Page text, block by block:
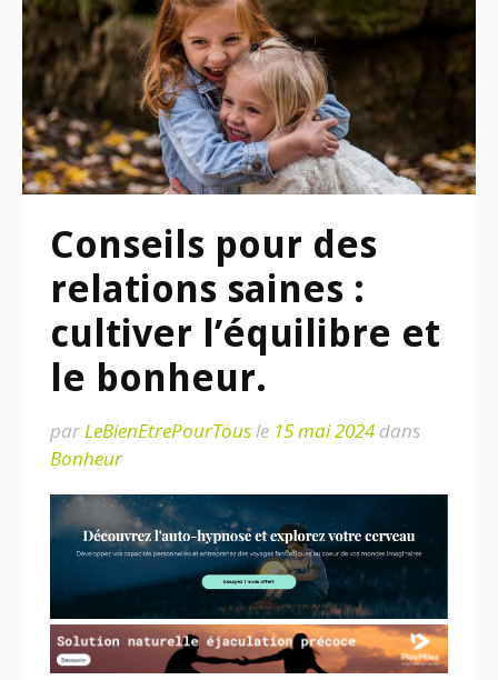
Conseils pour des
relations saines :
cultiver l’équilibre et
le bonheur.
parLeBienEtrePourTousle 15 mai 2024 dans
Bonheur